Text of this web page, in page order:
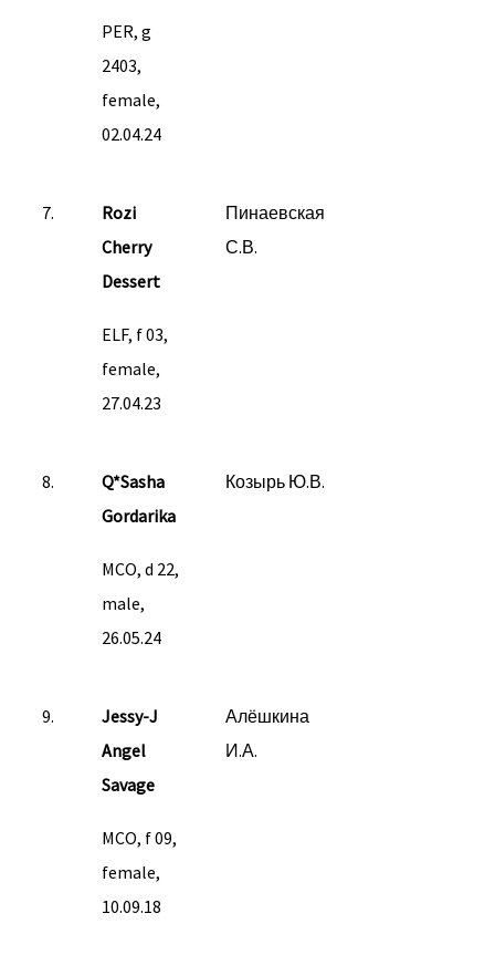
PER, g
2403,
female,
02.04.24
7.
Rozi
Cherry
Dessert
ELF, f 03,
female,
27.04.23
Пинаевская
С.В.
8.
Q*Sasha
Gordarika
MCO, d 22,
male,
26.05.24
Козырь Ю.В.
9.
Jessy-J
Angel
Savage
MCO, f 09,
female,
10.09.18
Алёшкина
И.А.